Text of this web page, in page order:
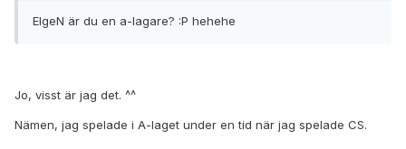
ElgeN är du en a-lagare? :P hehehe
Jo, visst är jag det. ^^
Nämen, jag spelade i A-laget under en tid när jag spelade CS.